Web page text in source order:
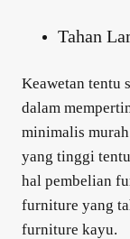
Tahan
Keawetan tentu
dalam
minimalis murah
yang tinggi
hal pembelian
furniture yang
furniture kayu.